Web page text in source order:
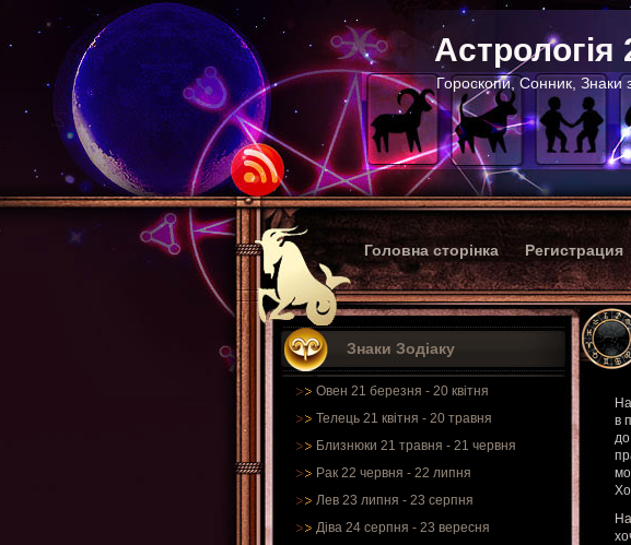
Астрологія
Гороскопи, Сонник, Знаки
Головна сторінка Регистрация
Знаки Зодіаку
Овен 21 березня - 20 квітня
Телець 21 квітня - 20 травня
Близнюки 21 травня - 21 червня
Рак 22 червня - 22 липня
Лев 23 липня - 23 серпня
Діва 24 серпня - 23 вересня
в
до